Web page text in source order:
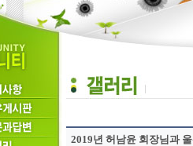
2019년 허남윤 회장님과